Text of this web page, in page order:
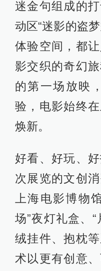
迷金句组成的
动区“迷影的盗
体验空间，都
影交织的奇幻
的第一场放映
验，电影始终
焕新。
好看、好玩、
次展览的文创
上海电影博物
场”夜灯礼盒、
绒挂件、抱枕
术以更有创意